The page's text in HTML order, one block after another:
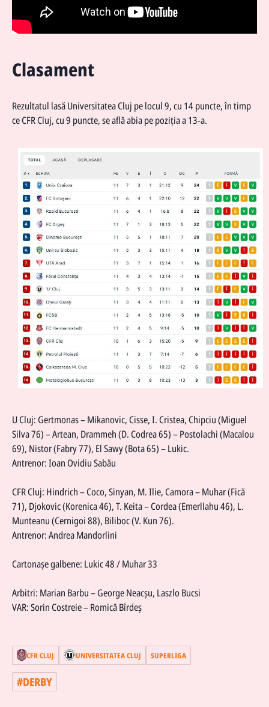
Clasament
Rezultatul lasă Universitatea Cluj pe locul 9, cu 14 puncte, în timp
ce CFR Cluj, cu 9 puncte, se află abia pe poziția a 13-a.
U Cluj: Gertmonas – Mikanovic, Cisse, I. Cristea, Chipciu (Miguel
Silva 76) – Artean, Drammeh (D. Codrea 65) – Postolachi (Macalou
69), Nistor (Fabry 77), El Sawy (Bota 65) – Lukic.
Antrenor: Ioan Ovidiu Sabău
CFR Cluj: Hindrich – Coco, Sinyan, M. Ilie, Camora – Muhar (Fică
71), Djokovic (Korenica 46), T. Keita – Cordea (Emerllahu 46), L.
Munteanu (Cernigoi 88), Biliboc (V. Kun 76).
Antrenor: Andrea Mandorlini
Cartonașe galbene: Lukic 48 / Muhar 33
Arbitri: Marian Barbu – George Neacșu, Laszlo Bucsi
VAR: Sorin Costreie – Romică Bîrdeş
CFR CLUJ UNIVERSITATEA CLUJ SUPERLIGA
#DERBY